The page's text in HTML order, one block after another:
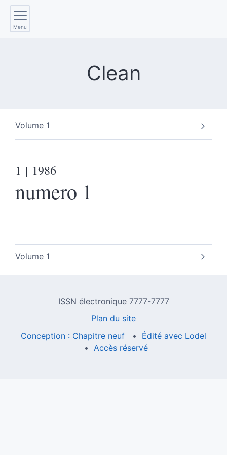
Menu
Clean
Volume 1
1 | 1986
numero 1
Volume 1
ISSN électronique 7777-7777
Plan du site
Conception : Chapitre neuf
Édité avec Lodel
Accès réservé